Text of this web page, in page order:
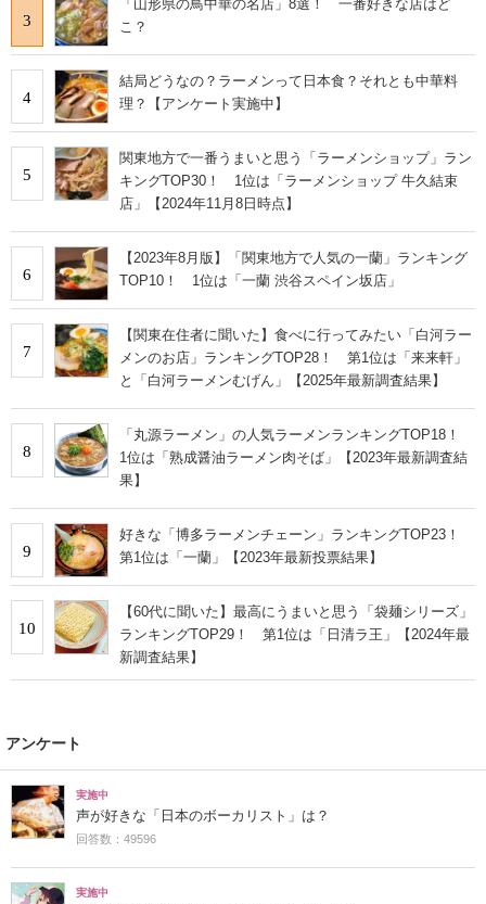
3
「山形県の鳥中華の名店」8選！ 一番好きな店はど
こ？
4
結局どうなの？ラーメンって日本食？それとも中華料
理？【アンケート実施中】
5
関東地方で一番うまいと思う「ラーメンショップ」ラン
キングTOP30！ 1位は「ラーメンショップ 牛久結束
店」【2024年11月8日時点】
6
【2023年8月版】「関東地方で人気の一蘭」ランキング
TOP10！ 1位は「一蘭 渋谷スペイン坂店」
7
【関東在住者に聞いた】食べに行ってみたい「白河ラー
メンのお店」ランキングTOP28！ 第1位は「来来軒」
と「白河ラーメンむげん」【2025年最新調査結果】
8
「丸源ラーメン」の人気ラーメンランキングTOP18！
1位は「熟成醤油ラーメン肉そば」【2023年最新調査結
果】
9
好きな「博多ラーメンチェーン」ランキングTOP23！
第1位は「一蘭」【2023年最新投票結果】
10
【60代に聞いた】最高にうまいと思う「袋麺シリーズ」
ランキングTOP29！ 第1位は「日清ラ王」【2024年最
新調査結果】
アンケート
実施中
声が好きな「日本のボーカリスト」は？
回答数：49596
実施中